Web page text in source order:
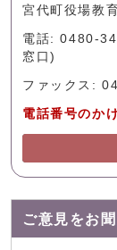
宮代町役場教
電話: 0480-
窓口)
ファックス:
電話番号のか
ご意見をお